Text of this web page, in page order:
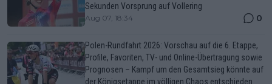
Sekunden Vorsprung auf Vollering
Aug 07, 18:34 0
Polen-Rundfahrt 2026: Vorschau auf die 6. Etappe,
Profile, Favoriten, TV- und Online-Übertragung sowie
Prognosen – Kampf um den Gesamtsieg könnte auf
der Königsetappe im völligen Chaos entschieden